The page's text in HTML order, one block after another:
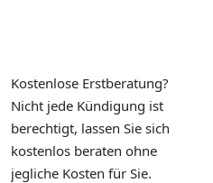
Kostenlose Erstberatung?
Nicht jede Kündigung ist
berechtigt, lassen Sie sich
kostenlos beraten ohne
jegliche Kosten für Sie.